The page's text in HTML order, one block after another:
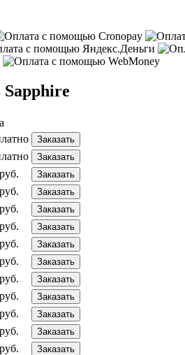
Sapphire
Заказать
Заказать
Заказать
Заказать
Заказать
Заказать
Заказать
Заказать
Заказать
Заказать
Заказать
Заказать
Заказать